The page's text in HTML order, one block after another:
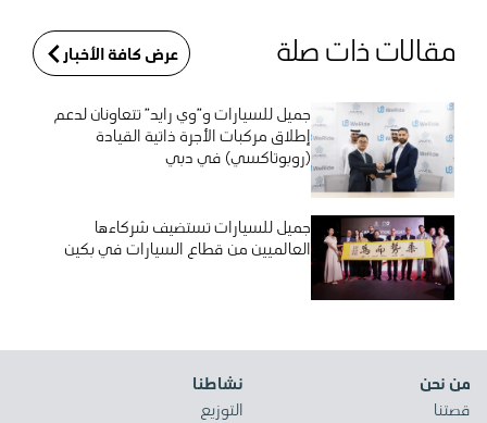
مقالات ذات صلة عرض كافة الأخبار
جميل للسيارات و”وي رايد” تتعاونان لدعم
إطلاق مركبات الأجرة ذاتية القيادة
(روبوتاكسي) في دبي
جميل للسيارات تستضيف شركاءها
العالميين من قطاع السيارات في بكين
من نحن
قصتنا
نشاطنا
التوزيع